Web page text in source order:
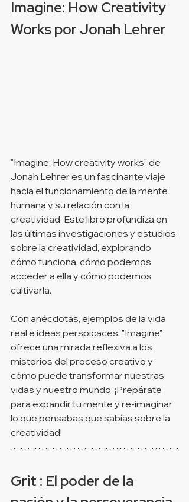
Imagine: How Creativity
Works por Jonah Lehrer
"Imagine: How creativity works" de
Jonah Lehrer es un fascinante viaje
hacia el funcionamiento de la mente
humana y su relación con la
creatividad. Este libro profundiza en
las últimas investigaciones y estudios
sobre la creatividad, explorando
cómo funciona, cómo podemos
acceder a ella y cómo podemos
cultivarla.
Con anécdotas, ejemplos de la vida
real e ideas perspicaces, "Imagine"
ofrece una mirada reflexiva a los
misterios del proceso creativo y
cómo puede transformar nuestras
vidas y nuestro mundo. ¡Prepárate
para expandir tu mente y re-imaginar
lo que pensabas que sabías sobre la
creatividad!
Grit : El poder de la